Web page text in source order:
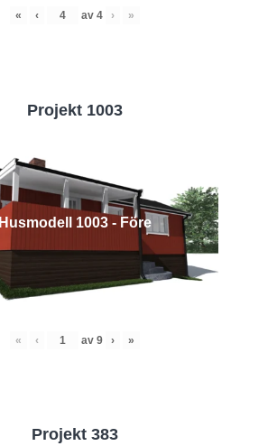
« ‹ av 4 › »
Projekt 1003
Husmodell 1003 - Före
« ‹ av 9 › »
Projekt 383